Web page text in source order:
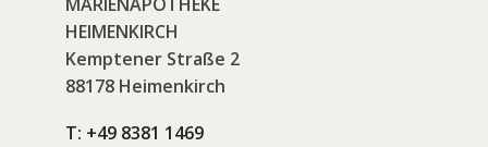
HEIMENKIRCH
Kemptener Straße 2
88178 Heimenkirch
T: +49 8381 1469